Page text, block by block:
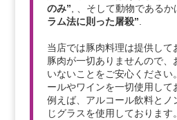
のみ”, 、そして動物であるか
ラム法に則った屠殺”.
当店では豚肉料理は提供して
豚肉が一切ありませんので、
いないことをご安心ください
ールやワインを一切使用して
例えば、アルコール飲料とノ
じグラスを使用しておりま